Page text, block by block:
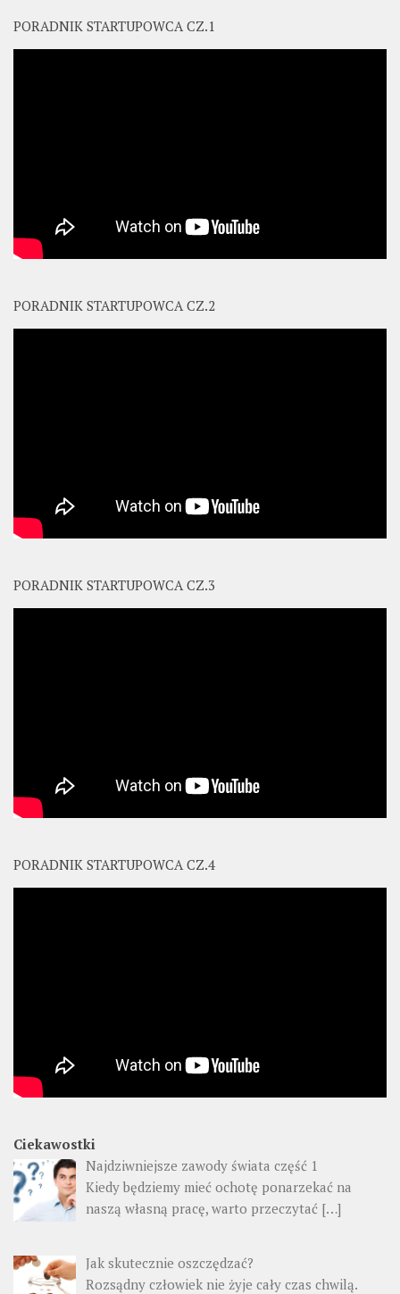
PORADNIK STARTUPOWCA CZ.1
PORADNIK STARTUPOWCA CZ.2
PORADNIK STARTUPOWCA CZ.3
PORADNIK STARTUPOWCA CZ.4
Ciekawostki
Najdziwniejsze zawody świata część 1
Kiedy będziemy mieć ochotę ponarzekać na
naszą własną pracę, warto przeczytać […]
Jak skutecznie oszczędzać?
Rozsądny człowiek nie żyje cały czas chwilą.